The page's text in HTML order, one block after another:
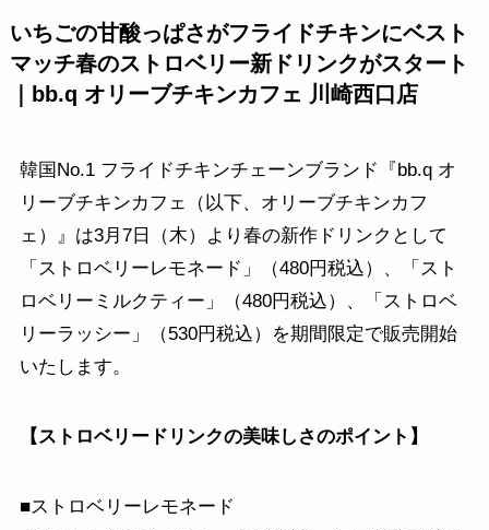
いちごの甘酸っぱさがフライドチキンにベスト
マッチ春のストロベリー新ドリンクがスタート
｜bb.q オリーブチキンカフェ 川崎西口店
韓国No.1 フライドチキンチェーンブランド『bb.q オ
リーブチキンカフェ（以下、オリーブチキンカフ
ェ）』は3月7日（木）より春の新作ドリンクとして
「ストロベリーレモネード」（480円税込）、「スト
ロベリーミルクティー」（480円税込）、「ストロベ
リーラッシー」（530円税込）を期間限定で販売開始
いたします。
【ストロベリードリンクの美味しさのポイント】
■ストロベリーレモネード